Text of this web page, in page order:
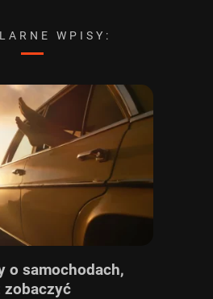
WPISY:
o samochodach,
zobaczyć